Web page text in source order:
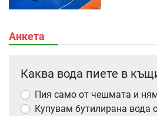
Анкета
Каква вода пиете в
Пия само от чешмата и
Купувам бутилирана вода